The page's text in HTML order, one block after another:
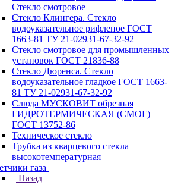
Стекло смотровое
Стекло Клингера. Стекло
водоуказательное рифленое ГОСТ
1663-81 ТУ 21-02931-67-32-92
Стекло смотровое для промышленных
установок ГОСТ 21836-88
Стекло Дюренса. Стекло
водоуказательное гладкое ГОСТ 1663-
81 ТУ 21-02931-67-32-92
Слюда МУСКОВИТ обрезная
ГИДРОТЕРМИЧЕСКАЯ (СМОГ)
ГОСТ 13752-86
Техническое стекло
Трубка из кварцевого стекла
высокотемпературная
газа
Назад